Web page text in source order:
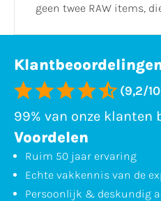
geen twee RAW items,
(9,2/
99% van onze klanten
Voordelen
Ruim 50 jaar ervaring
Echte vakkennis van de
Persoonlijk & deskundig